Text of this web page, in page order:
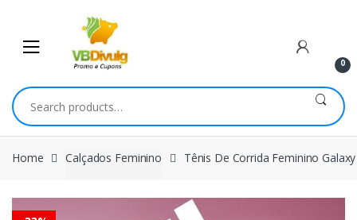
navigation
content
0
Search
for:
Home Calçados Feminino Tênis De Corrida Feminino